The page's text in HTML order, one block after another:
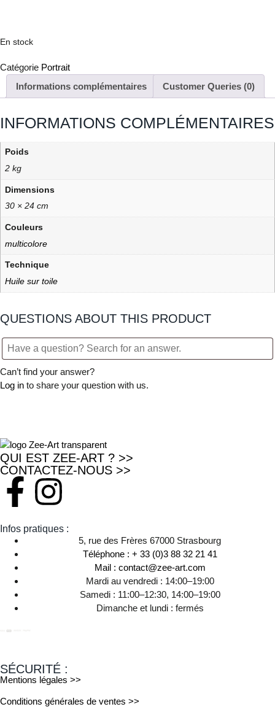
En stock
Catégorie Portrait
Informations complémentaires
Customer Queries (0)
INFORMATIONS COMPLÉMENTAIRES
Poids
2 kg
Dimensions
30 × 24 cm
Couleurs
multicolore
Technique
Huile sur toile
QUESTIONS ABOUT THIS PRODUCT
Can’t find your answer?
Log in to share your question with us.
QUI EST ZEE-ART ? >>
CONTACTEZ-NOUS >>
Infos pratiques :
5, rue des Frères 67000 Strasbourg
Téléphone : + 33 (0)3 88 32 21 41
Mail : contact@zee-art.com
Mardi au vendredi : 14:00–19:00
Samedi : 11:00–12:30, 14:00–19:00
Dimanche et lundi : fermés
SÉCURITÉ :
Mentions légales >>
Conditions générales de ventes >>